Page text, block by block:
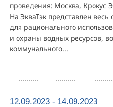
проведения: Москва, Крокус
На ЭкваТэк представлен весь
для рационального
и охраны водных ресурсов,
коммунального...
12.09.2023 - 14.09.2023